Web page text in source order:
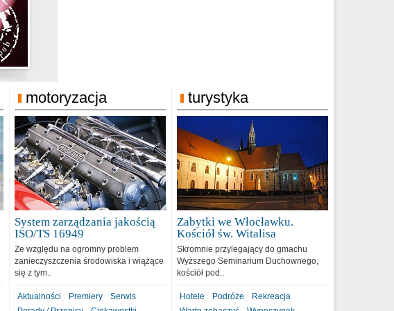
motoryzacja
System zarządzania jakością
ISO/TS 16949
Ze względu na ogromny problem
zanieczyszczenia środowiska i wiążące
się z tym..
Aktualności Premiery
Serwis
turystyka
Zabytki we Włocławku.
Kościół św. Witalisa
Skromnie przylegający do gmachu
Wyższego Seminarium Duchownego,
kościół pod..
Hotele Podróże
Rekreacja